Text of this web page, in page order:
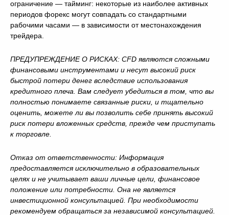
ограничение — тайминг: некоторые из наиболее активных
периодов форекс могут совпадать со стандартными
рабочими часами — в зависимости от местонахождения
трейдера.
ПРЕДУПРЕЖДЕНИЕ О РИСКАХ: CFD являются сложными
финансовыми инструментами и несут высокий риск
быстрой потери денег вследствие использования
кредитного плеча. Вам следует убедиться в том, что вы
полностью понимаете связанные риски, и тщательно
оценить, можете ли вы позволить себе принять высокий
риск потери вложенных средств, прежде чем приступать
к торговле.
Отказ от ответственности: Информация
предоставляется исключительно в образовательных
целях и не учитывает ваши личные цели, финансовое
положение или потребности. Она не является
инвестиционной консультацией. При необходимости
рекомендуем обращаться за независимой консультацией.